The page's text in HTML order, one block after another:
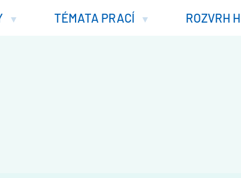
TÉMATA PRACÍ ROZVRH